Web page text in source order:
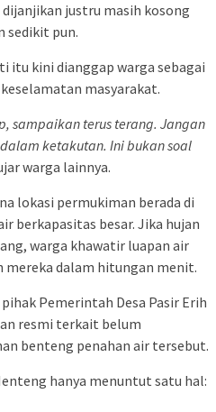
justru masih kosong
sedikit pun.
itu kini dianggap warga sebagai
masyarakat.
sampaikan terus terang. Jangan
ketakutan. Ini bukan soal
warga lainnya.
lokasi permukiman berada di
berkapasitas besar. Jika hujan
warga khawatir luapan air
mereka dalam hitungan menit.
Pemerintah Desa Pasir Erih
resmi terkait belum
benteng penahan air tersebut.
hanya menuntut satu hal: